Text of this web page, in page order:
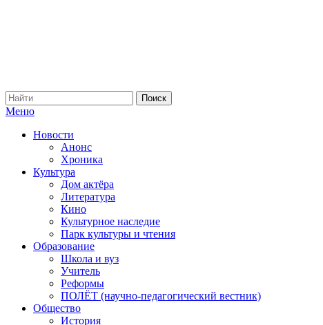
Меню
Новости
Анонс
Хроника
Культура
Дом актёра
Литература
Кино
Культурное наследие
Парк культуры и чтения
Образование
Школа и вуз
Учитель
Реформы
ПОЛЁТ (научно-педагогический вестник)
Общество
История